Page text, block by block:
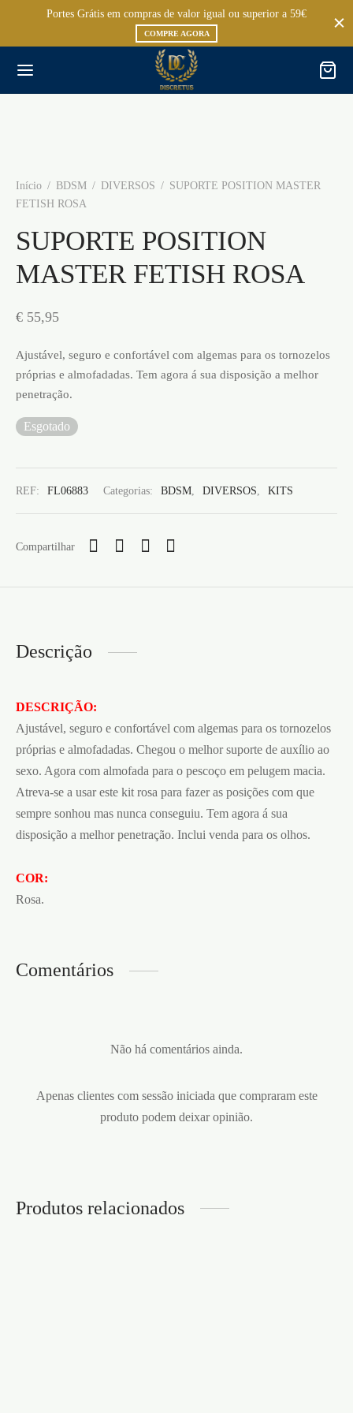
Portes Grátis em compras de valor igual ou superior a 59€
COMPRE AGORA
Início / BDSM / DIVERSOS / SUPORTE POSITION MASTER
FETISH ROSA
SUPORTE POSITION
MASTER FETISH ROSA
€ 55,95
Ajustável, seguro e confortável com algemas para os tornozelos
próprias e almofadadas. Tem agora á sua disposição a melhor
penetração.
Esgotado
REF: FL06883 Categorias: BDSM, DIVERSOS, KITS
Compartilhar
Descrição
DESCRIÇÃO:
Ajustável, seguro e confortável com algemas para os tornozelos
próprias e almofadadas. Chegou o melhor suporte de auxílio ao
sexo. Agora com almofada para o pescoço em pelugem macia.
Atreva-se a usar este kit rosa para fazer as posições com que
sempre sonhou mas nunca conseguiu. Tem agora á sua
disposição a melhor penetração. Inclui venda para os olhos.
COR:
Rosa.
Comentários
Não há comentários ainda.
Apenas clientes com sessão iniciada que compraram este
produto podem deixar opinião.
Produtos relacionados